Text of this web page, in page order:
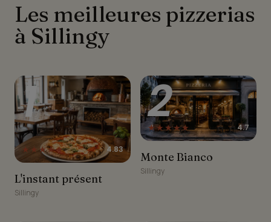
Les meilleures pizzerias
à Sillingy
L'instant présent
1
★★★★★ 4.83
L'instant présent
Sillingy
Monte Bianco
2
★★★★★ 4.7
Monte Bianco
Sillingy